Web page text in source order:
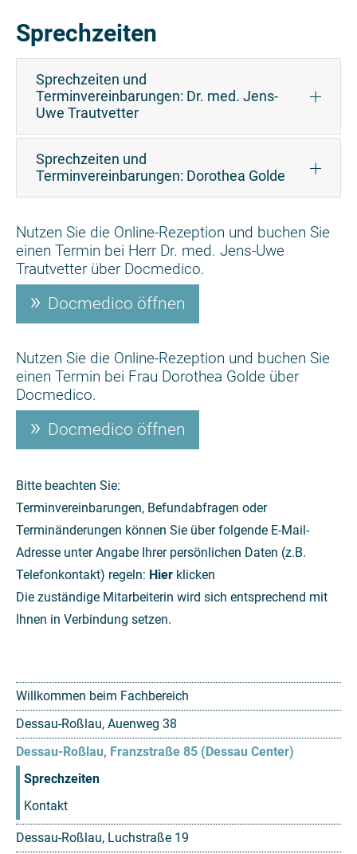
Willkommen beim Fachbereich
Dessau-Roßlau, Auenweg 38
Dessau-Roßlau, Franzstraße 85 (Dessau Center)
Sprechzeiten
Kontakt
Dessau-Roßlau, Luchstraße 19
Sprechzeiten
Sprechzeiten und
Terminvereinbarungen: Dr. med. Jens-
Uwe Trautvetter
Sprechzeiten und
Terminvereinbarungen: Dorothea Golde
Nutzen Sie die Online-Rezeption und buchen Sie
einen Termin bei Herr Dr. med. Jens-Uwe
Trautvetter über Docmedico.
Docmedico öffnen
Nutzen Sie die Online-Rezeption und buchen Sie
einen Termin bei Frau Dorothea Golde über
Docmedico.
Docmedico öffnen
Bitte beachten Sie:
Terminvereinbarungen, Befundabfragen oder
Terminänderungen können Sie über folgende E-Mail-
Adresse unter Angabe Ihrer persönlichen Daten (z.B.
Telefonkontakt) regeln: Hier klicken
Die zuständige Mitarbeiterin wird sich entsprechend mit
Ihnen in Verbindung setzen.